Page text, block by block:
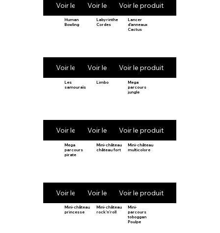
Voir le produitVoir le produitVoir le produit
Human
Bowling
Voir le produit
Labyrinthe
Cordes
Voir le produit
Lancer
d’anneaux
Cactus
Voir le produit
Les
samouraïs
Voir le produit
Limbo
Voir le produit
Mega
parcours
jungle
Voir le produit
Mega
parcours
pirate
Voir le produit
Mini-château
château fort
Voir le produit
Mini-château
multicolore
Voir le produit
Mini-château
princesse
Mini-château
rock’n’roll
Mini-
parcours
toboggan
Poulpe